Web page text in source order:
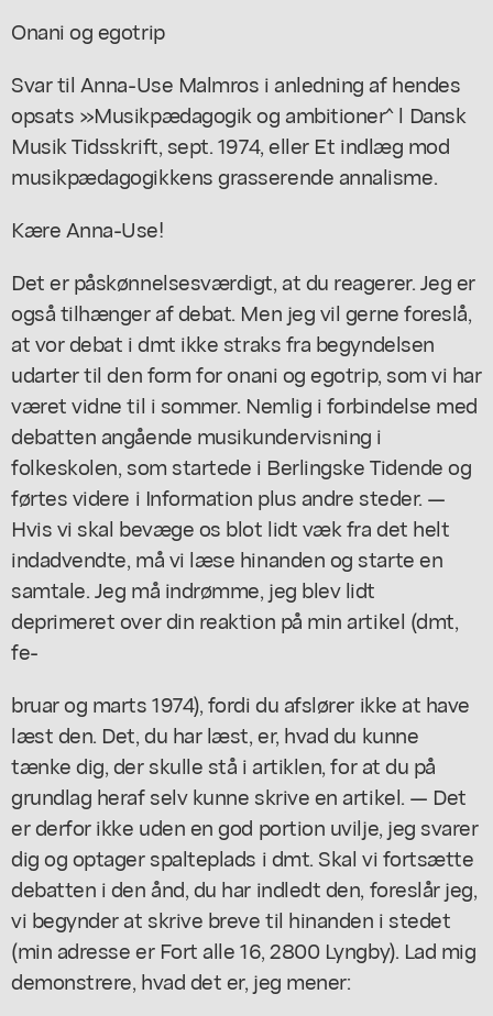
Onani og egotrip
Svar til Anna-Use Malmros i anledning af hendes
opsats »Musikpædagogik og ambitioner^ l Dansk
Musik Tidsskrift, sept. 1974, eller Et indlæg mod
musikpædagogikkens grasserende annalisme.
Kære Anna-Use!
Det er påskønnelsesværdigt, at du reagerer. Jeg er
også tilhænger af debat. Men jeg vil gerne foreslå,
at vor debat i dmt ikke straks fra begyndelsen
udarter til den form for onani og egotrip, som vi har
været vidne til i sommer. Nemlig i forbindelse med
debatten angående musikundervisning i
folkeskolen, som startede i Berlingske Tidende og
førtes videre i Information plus andre steder. —
Hvis vi skal bevæge os blot lidt væk fra det helt
indadvendte, må vi læse hinanden og starte en
samtale. Jeg må indrømme, jeg blev lidt
deprimeret over din reaktion på min artikel (dmt,
fe-
bruar og marts 1974), fordi du afslører ikke at have
læst den. Det, du har læst, er, hvad du kunne
tænke dig, der skulle stå i artiklen, for at du på
grundlag heraf selv kunne skrive en artikel. — Det
er derfor ikke uden en god portion uvilje, jeg svarer
dig og optager spalteplads i dmt. Skal vi fortsætte
debatten i den ånd, du har indledt den, foreslår jeg,
vi begynder at skrive breve til hinanden i stedet
(min adresse er Fort alle 16, 2800 Lyngby). Lad mig
demonstrere, hvad det er, jeg mener: